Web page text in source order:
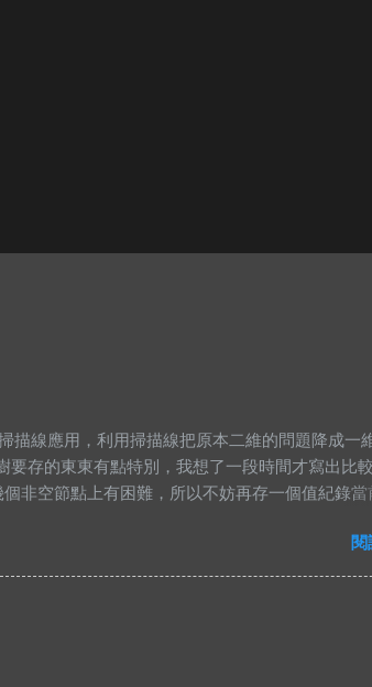
線應用，利用掃描線把原本二維的問題降成一
要存的東東有點特別，我想了一段時間才寫出比
非空節點上有困難，所以不妨再存一個值紀錄當
他吧XDD #include <bits/stdc++.h> using
long long lld; typedef pair<int, int> PII; #define
int cnt; bool operator<(const bian& a)const{
Node{ int len=0; int cnt=0; } arr[4*N]; void